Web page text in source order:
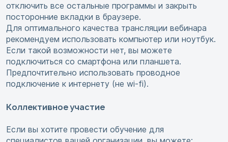
отключить все остальные программы и закрыть
посторонние вкладки в браузере.
Для оптимального качества трансляции вебинара
рекомендуем использовать компьютер или ноутбук.
Если такой возможности нет, вы можете
подключиться со смартфона или планшета.
Предпочтительно использовать проводное
подключение к интернету (не wi-fi).
Коллективное участие
Если вы хотите провести обучение для